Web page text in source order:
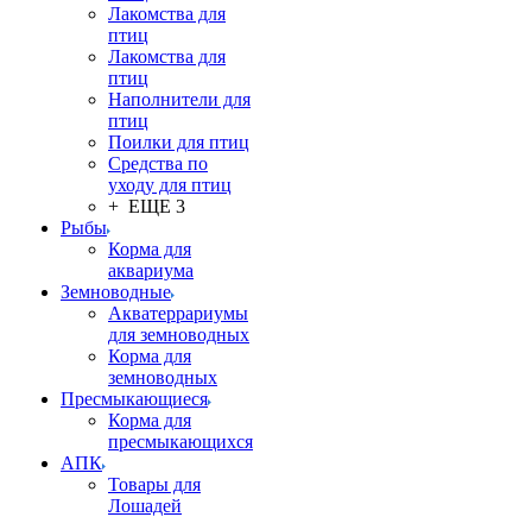
Лакомства для
птиц
Лакомства для
птиц
Наполнители для
птиц
Поилки для птиц
Средства по
уходу для птиц
+ ЕЩЕ 3
Рыбы
Корма для
аквариума
Земноводные
Акватеррариумы
для земноводных
Корма для
земноводных
Пресмыкающиеся
Корма для
пресмыкающихся
АПК
Товары для
Лошадей